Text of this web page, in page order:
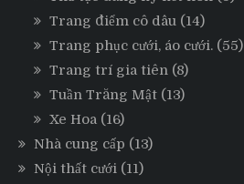
Trang điểm cô dâu (14)
Trang phục cưới, áo cưới. (55)
Trang trí gia tiên (8)
Tuần Trăng Mật (13)
Xe Hoa (16)
Nhà cung cấp (13)
Nội thất cưới (11)